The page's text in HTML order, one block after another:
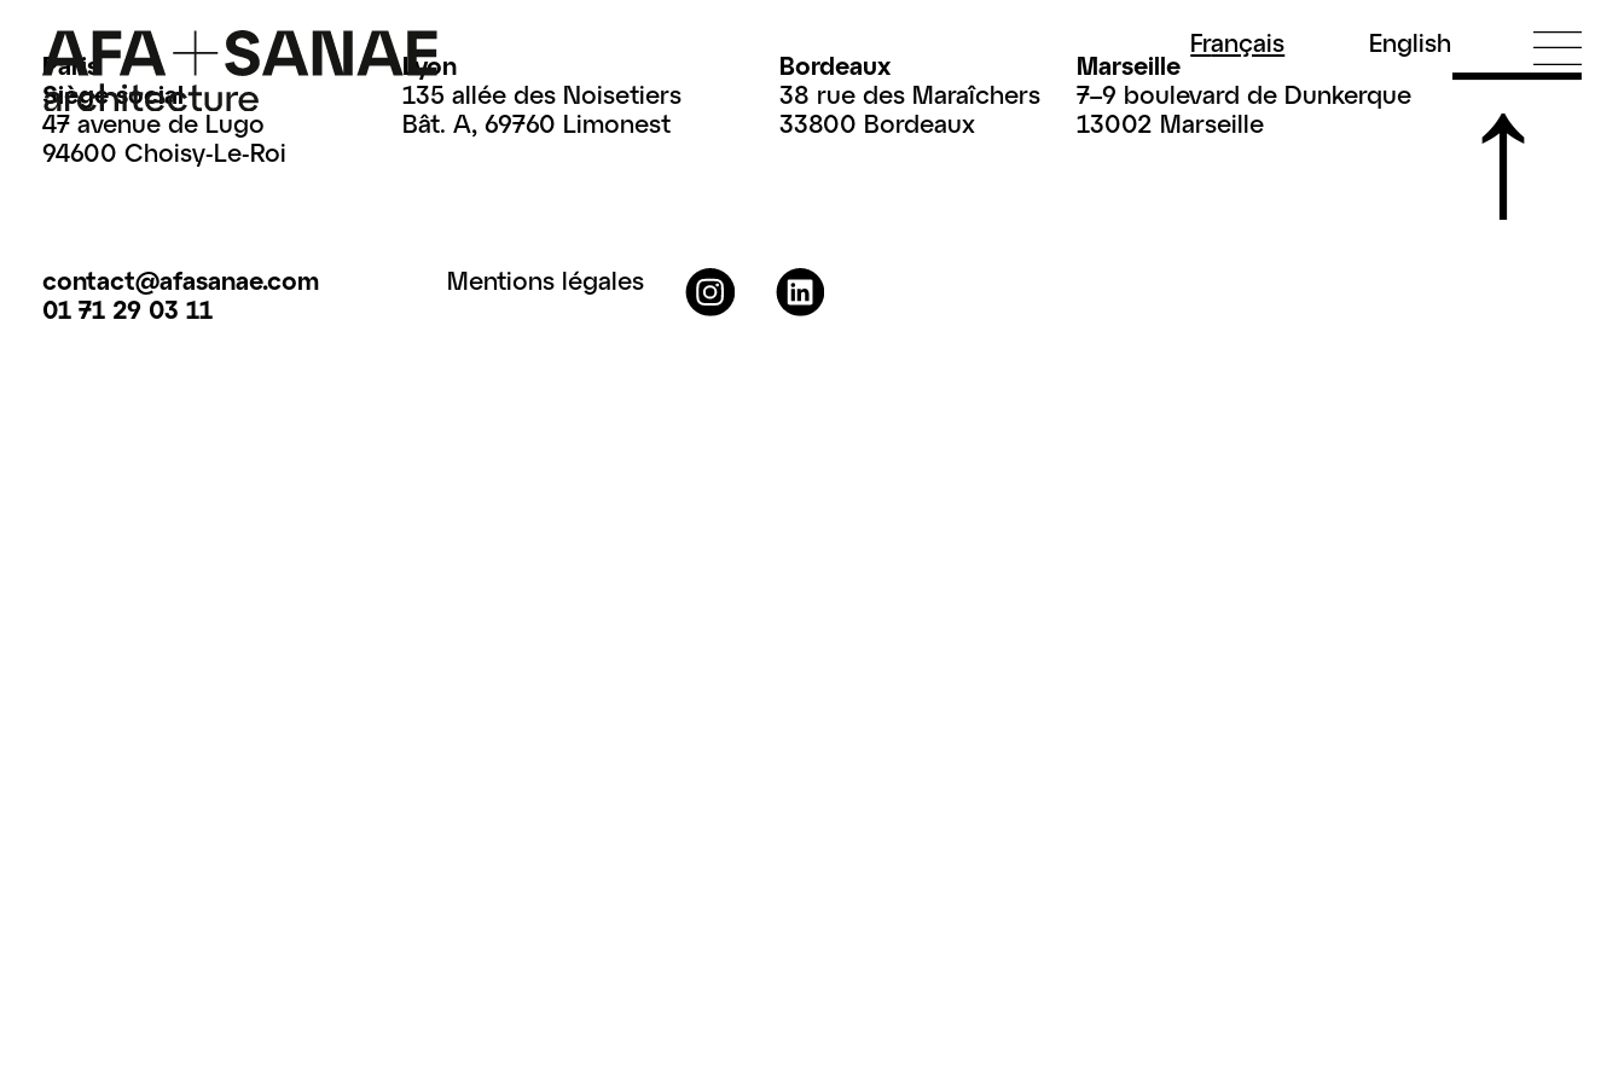
Français English
Paris
Siège social
47 avenue de Lugo
94600 Choisy-Le-Roi
Lyon
135 allée des Noisetiers
Bât. A, 69760 Limonest
Bordeaux
38 rue des Maraîchers
33800 Bordeaux
Marseille
7–9 boulevard de Dunkerque
13002 Marseille
contact@afasanae.com
01 71 29 03 11
Mentions légales